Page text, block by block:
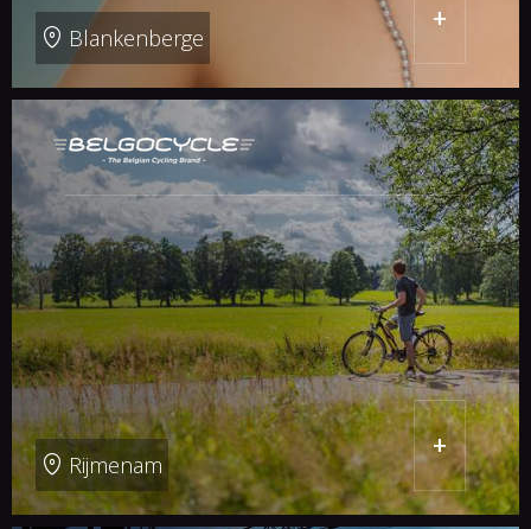
Blankenberge
+
Rijmenam
+